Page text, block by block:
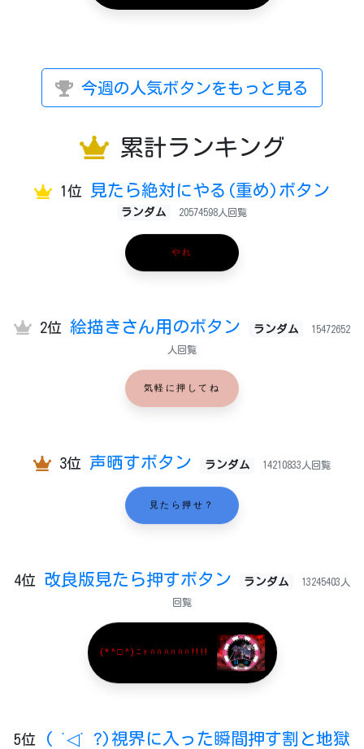
今週の人気ボタンをもっと見る
累計ランキング
1位 見たら絶対にやる(重め)ボタン
ランダム 20574598人回覧
やれ
2位 絵描きさん用のボタン ランダム 15472652
人回覧
気軽に押してね
3位 声晒すボタン ランダム 14210833人回覧
見たら押せ？
4位 改良版見たら押すボタン ランダム 13245403人
回覧
(*^□^)ﾆｬﾊﾊﾊﾊﾊﾊ!!!!
5位
( ˙◁˙ ?)視界に入った瞬間押す割と地獄